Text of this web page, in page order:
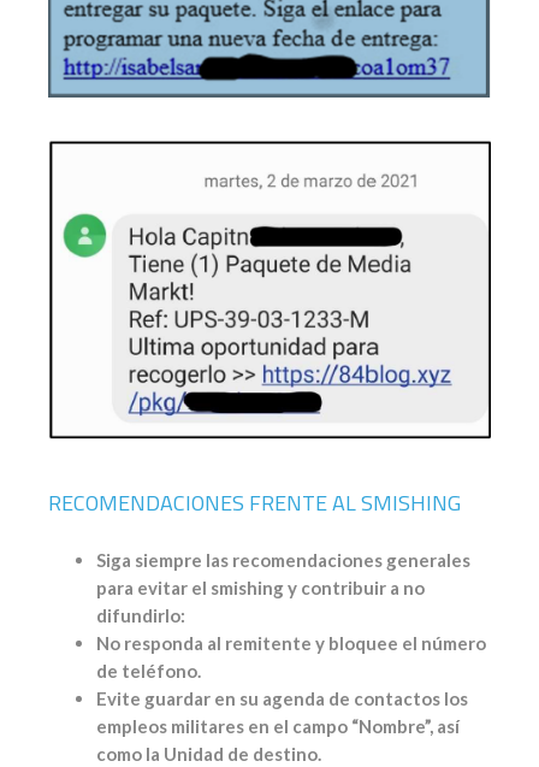
RECOMENDACIONES FRENTE AL SMISHING
Siga siempre las recomendaciones generales
para evitar el smishing y contribuir a no
difundirlo:
No responda al remitente y bloquee el número
de teléfono.
Evite guardar en su agenda de contactos los
empleos militares en el campo “Nombre”, así
como la Unidad de destino.